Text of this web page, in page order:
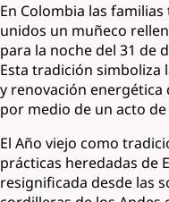
En Colombia las
unidos un muñeco
para la noche del 31 de
Esta tradición simboliza
y renovación
por medio de un acto
El Año viejo como
prácticas heredadas de
resignificada desde las